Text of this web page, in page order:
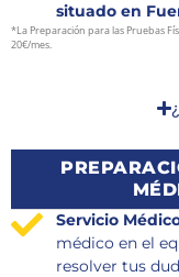
situado en
*La Preparación para las Pruebas
20€/mes.
Servicio
médico en el
resolver tus